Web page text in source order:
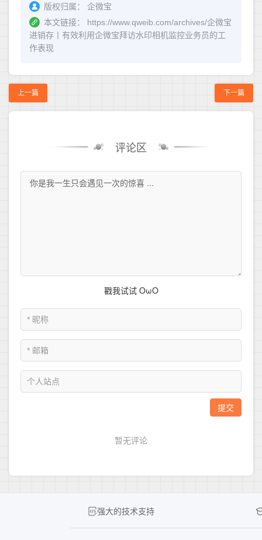
版权归属：
企微宝
本文链接：
https://www.qweib.com/archives/企微宝
进销存丨有效利用企微宝拜访水印相机监控业务员的工
作表现
上一篇 下一篇
评论区
强大的技术支持